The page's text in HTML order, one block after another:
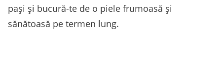
pași și bucură-te de o piele frumoasă și
sănătoasă pe termen lung.